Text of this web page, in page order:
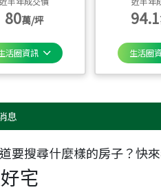
80萬/坪
活圈資訊
94.1
生活圈
息
要搜尋什麼樣的房子？快
宅